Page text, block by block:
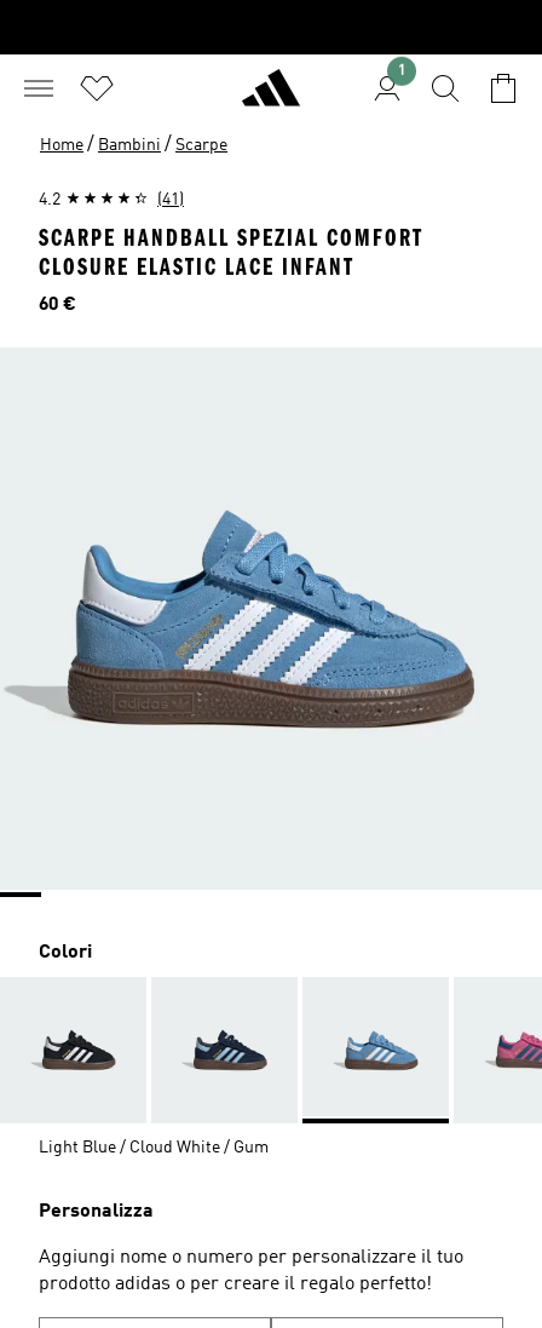
1
Home / Bambini / Scarpe
4.2 (41)
SCARPE HANDBALL SPEZIAL COMFORT
CLOSURE ELASTIC LACE INFANT
Prezzo
60 €
Colori
Light Blue / Cloud White / Gum
Personalizza
Aggiungi nome o numero per personalizzare il tuo
prodotto adidas o per creare il regalo perfetto!